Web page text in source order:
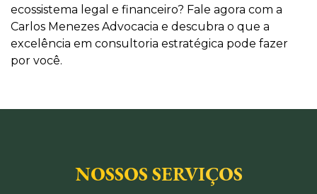
ecossistema legal e financeiro? Fale agora com a
Carlos Menezes Advocacia e descubra o que a
excelência em consultoria estratégica pode fazer
por você.
NOSSOS SERVIÇOS